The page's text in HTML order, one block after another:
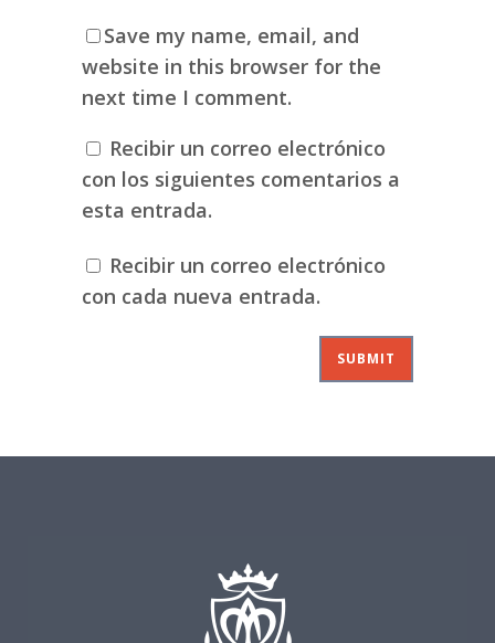
Save my name, email, and
website in this browser for the
next time I comment.
Recibir un correo electrónico
con los siguientes comentarios a
esta entrada.
Recibir un correo electrónico
con cada nueva entrada.